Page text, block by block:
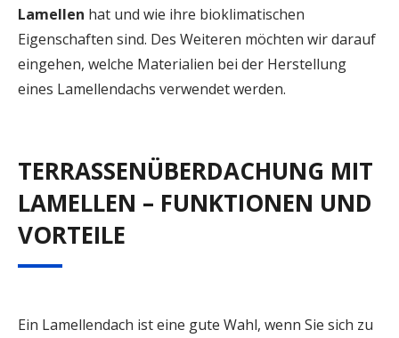
Lamellen hat und wie ihre bioklimatischen
Eigenschaften sind. Des Weiteren möchten wir darauf
eingehen, welche Materialien bei der Herstellung
eines Lamellendachs verwendet werden.
TERRASSENÜBERDACHUNG MIT
LAMELLEN – FUNKTIONEN UND
VORTEILE
Ein Lamellendach ist eine gute Wahl, wenn Sie sich zu